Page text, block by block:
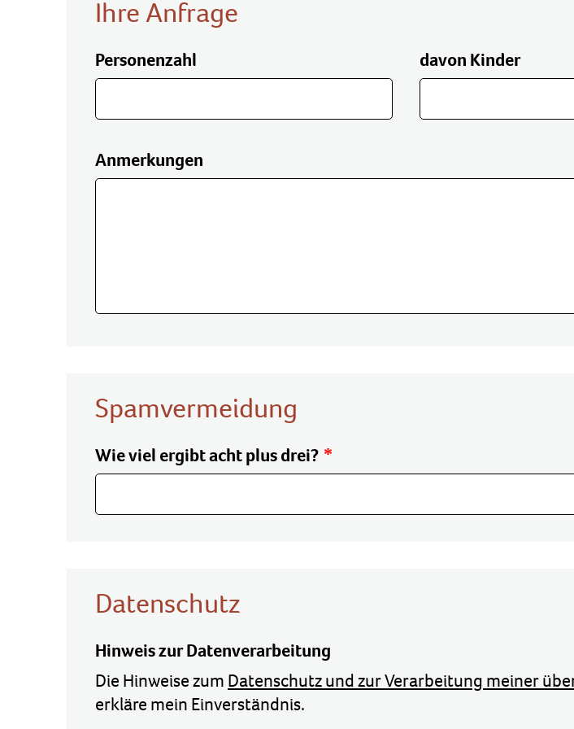
Ihre Anfrage
Personenzahl davon Kinder
Anmerkungen
Spamvermeidung
Wie viel ergibt acht plus drei?
Datenschutz
Hinweis zur Datenverarbeitung
Die Hinweise zum Datenschutz und zur Verarbeitung meiner
erkläre mein Einverständnis.